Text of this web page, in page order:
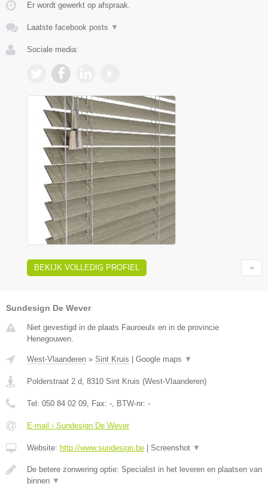
Er wordt gewerkt op afspraak.
Laatste facebook posts ▼
Sociale media:
BEKIJK VOLLEDIG PROFIEL
Sundesign De Wever
Niet gevestigd in de plaats Fauroeulx en in de provincie
Henegouwen.
West-Vlaanderen » Sint Kruis Google maps ▼
Polderstraat 2 d, 8310 Sint Kruis (West-Vlaanderen)
Tel: 050 84 02 09, Fax: -, BTW-nr: -
E-mail › Sundesign De Wever
Website: http://www.sundesign.be Screenshot ▼
De betere zonwering optie: Specialist in het leveren en plaatsen van
binnen ▼